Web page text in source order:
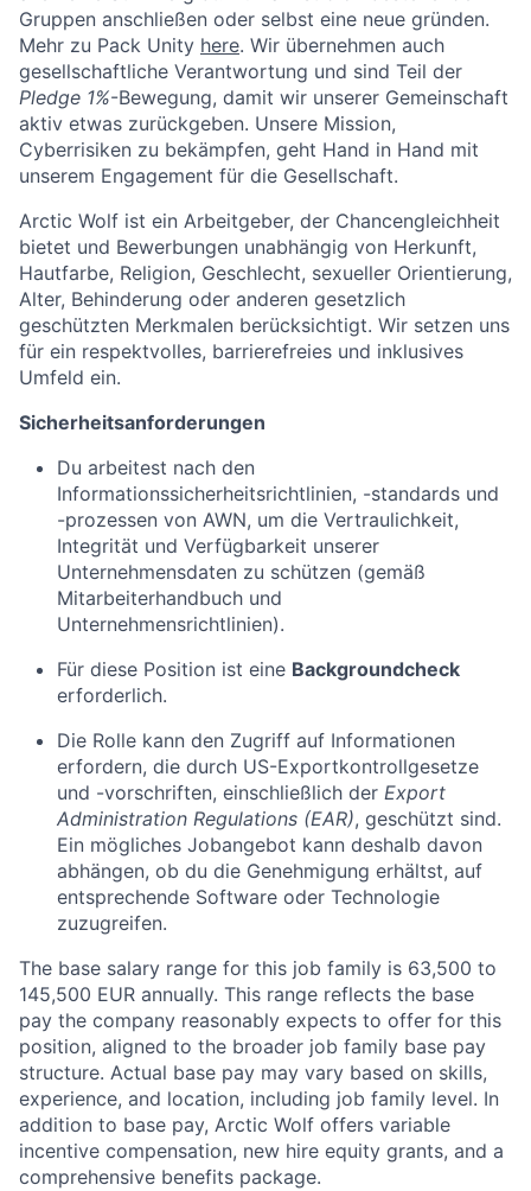
Gruppen anschließen oder selbst eine neue gründen.
Mehr zu Pack Unity here. Wir übernehmen auch
gesellschaftliche Verantwortung und sind Teil der
Pledge 1%-Bewegung, damit wir unserer Gemeinschaft
aktiv etwas zurückgeben. Unsere Mission,
Cyberrisiken zu bekämpfen, geht Hand in Hand mit
unserem Engagement für die Gesellschaft.
Arctic Wolf ist ein Arbeitgeber, der Chancengleichheit
bietet und Bewerbungen unabhängig von Herkunft,
Hautfarbe, Religion, Geschlecht, sexueller Orientierung,
Alter, Behinderung oder anderen gesetzlich
geschützten Merkmalen berücksichtigt. Wir setzen uns
für ein respektvolles, barrierefreies und inklusives
Umfeld ein.
Sicherheitsanforderungen
Du arbeitest nach den
Informationssicherheitsrichtlinien, -standards und
-prozessen von AWN, um die Vertraulichkeit,
Integrität und Verfügbarkeit unserer
Unternehmensdaten zu schützen (gemäß
Mitarbeiterhandbuch und
Unternehmensrichtlinien).
Für diese Position ist eine Backgroundcheck
erforderlich.
Die Rolle kann den Zugriff auf Informationen
erfordern, die durch US-Exportkontrollgesetze
und -vorschriften, einschließlich der Export
Administration Regulations (EAR), geschützt sind.
Ein mögliches Jobangebot kann deshalb davon
abhängen, ob du die Genehmigung erhältst, auf
entsprechende Software oder Technologie
zuzugreifen.
The base salary range for this job family is 63,500 to
145,500 EUR annually. This range reflects the base
pay the company reasonably expects to offer for this
position, aligned to the broader job family base pay
structure. Actual base pay may vary based on skills,
experience, and location, including job family level. In
addition to base pay, Arctic Wolf offers variable
incentive compensation, new hire equity grants, and a
comprehensive benefits package.